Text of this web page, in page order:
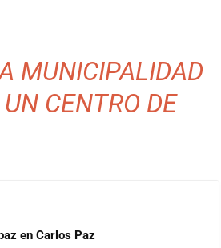
MUNICIPALIDAD
CENTRO DE
en Carlos Paz